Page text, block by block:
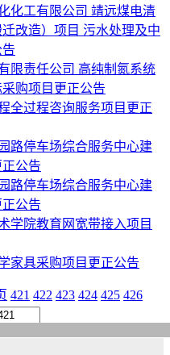
化工有限公司 靖远煤电清
改造）项目 污水处理及中
限责任公司 高纯制氮系统
购项目更正公告
全过程咨询服务项目更正
路停车场综合服务中心建
公告
路停车场综合服务中心建
公告
学院教育网宽带接入项目
家具采购项目更正公告
421 422 423 424 425 426